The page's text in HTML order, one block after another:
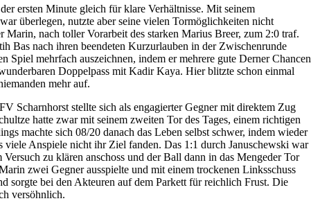
ersten Minute gleich für klare Verhältnisse. Mit seinem
überlegen, nutzte aber seine vielen Tormöglichkeiten nicht
Marin, nach toller Vorarbeit des starken Marius Breer, zum 2:0 traf.
Bas nach ihren beendeten Kurzurlauben in der Zwischenrunde
mehrfach auszeichnen, indem er mehrere gute Derner Chancen
Doppelpass mit Kadir Kaya. Hier blitzte schon einmal
mehr auf.
Scharnhorst stellte sich als engagierter Gegner mit direktem Zug
hatte zwar mit seinem zweiten Tor des Tages, einem richtigen
machte sich 08/20 danach das Leben selbst schwer, indem wieder
viele Anspiele nicht ihr Ziel fanden. Das 1:1 durch Januschewski war
zu klären anschoss und der Ball dann in das Mengeder Tor
zwei Gegner ausspielte und mit einem trockenen Linksschuss
sorgte bei den Akteuren auf dem Parkett für reichlich Frust. Die
versöhnlich.